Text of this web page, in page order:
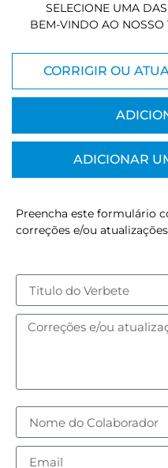
SELECIONE UMA
BEM-VINDO AO NOSSO
CORRIGIR OU
ADICIONAR
Preencha este formulário
correções e/ou